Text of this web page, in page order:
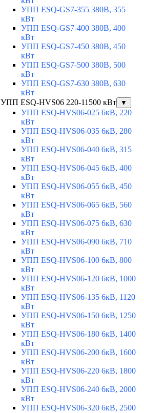
УПП ESQ-GS7-355 380В, 355
кВт
УПП ESQ-GS7-400 380В, 400
кВт
УПП ESQ-GS7-450 380В, 450
кВт
УПП ESQ-GS7-500 380В, 500
кВт
УПП ESQ-GS7-630 380В, 630
кВт
УПП ESQ-HVS06 220-11500 кВт
▼
УПП ESQ-HVS06-025 6кВ, 220
кВт
УПП ESQ-HVS06-035 6кВ, 280
кВт
УПП ESQ-HVS06-040 6кВ, 315
кВт
УПП ESQ-HVS06-045 6кВ, 400
кВт
УПП ESQ-HVS06-055 6кВ, 450
кВт
УПП ESQ-HVS06-065 6кВ, 560
кВт
УПП ESQ-HVS06-075 6кВ, 630
кВт
УПП ESQ-HVS06-090 6кВ, 710
кВт
УПП ESQ-HVS06-100 6кВ, 800
кВт
УПП ESQ-HVS06-120 6кВ, 1000
кВт
УПП ESQ-HVS06-135 6кВ, 1120
кВт
УПП ESQ-HVS06-150 6кВ, 1250
кВт
УПП ESQ-HVS06-180 6кВ, 1400
кВт
УПП ESQ-HVS06-200 6кВ, 1600
кВт
УПП ESQ-HVS06-220 6кВ, 1800
кВт
УПП ESQ-HVS06-240 6кВ, 2000
кВт
УПП ESQ-HVS06-320 6кВ, 2500